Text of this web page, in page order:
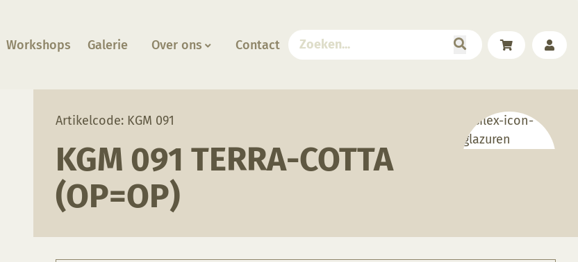
Workshops Galerie Over ons Contact
Artikelcode: KGM 091
KGM 091 TERRA-COTTA
(OP=OP)